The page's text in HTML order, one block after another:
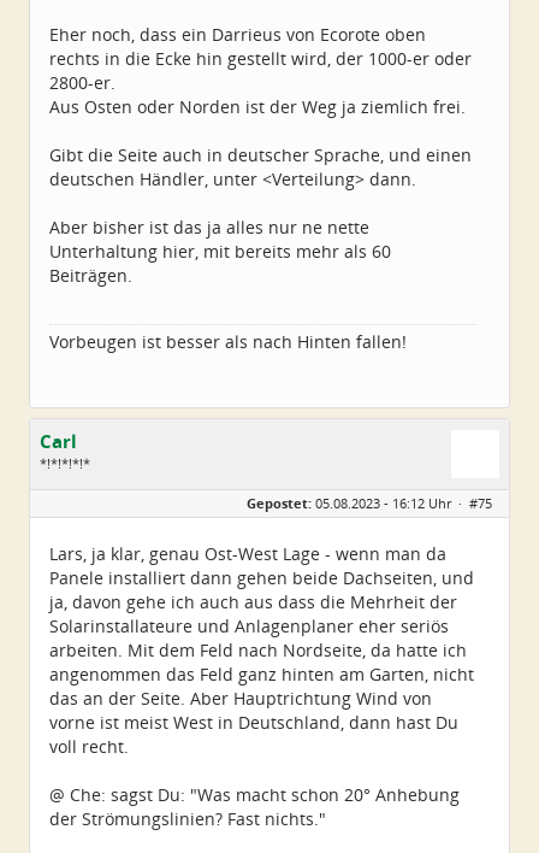
Eher noch, dass ein Darrieus von Ecorote oben
rechts in die Ecke hin gestellt wird, der 1000-er oder
2800-er.
Aus Osten oder Norden ist der Weg ja ziemlich frei.
Gibt die Seite auch in deutscher Sprache, und einen
deutschen Händler, unter <Verteilung> dann.
Aber bisher ist das ja alles nur ne nette
Unterhaltung hier, mit bereits mehr als 60
Beiträgen.
Vorbeugen ist besser als nach Hinten fallen!
Carl
*!*!*!*!*
Geschlecht:
Beiträge:
5224
Gepostet: 05.08.2023 - 16:12 Uhr · #75
Lars, ja klar, genau Ost-West Lage - wenn man da
Panele installiert dann gehen beide Dachseiten, und
ja, davon gehe ich auch aus dass die Mehrheit der
Solarinstallateure und Anlagenplaner eher seriös
arbeiten. Mit dem Feld nach Nordseite, da hatte ich
angenommen das Feld ganz hinten am Garten, nicht
das an der Seite. Aber Hauptrichtung Wind von
vorne ist meist West in Deutschland, dann hast Du
voll recht.
@ Che: sagst Du: "Was macht schon 20° Anhebung
der Strömungslinien? Fast nichts."